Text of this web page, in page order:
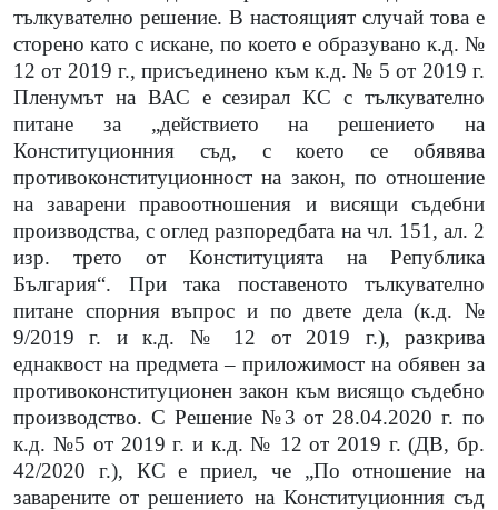
тълкувателно решение. В настоящият случай това е
сторено като с искане, по което е образувано к.д. №
12 от 2019 г., присъединено към к.д. № 5 от 2019 г.
Пленумът на ВАС е сезирал КС с тълкувателно
питане за „действието на решението на
Конституционния съд, с което се обявява
противоконституционност на закон, по отношение
на заварени правоотношения и висящи съдебни
производства, с оглед разпоредбата на чл. 151, ал. 2
изр. трето от Конституцията на Република
България“. При така поставеното тълкувателно
питане спорния въпрос и по двете дела (к.д. №
9/2019 г. и к.д. № 12 от 2019 г.), разкрива
еднаквост на предмета – приложимост на обявен за
противоконституционен закон към висящо съдебно
производство. С Решение №3 от 28.04.2020 г. по
к.д. №5 от 2019 г. и к.д. № 12 от 2019 г. (ДВ, бр.
42/2020 г.), КС е приел, че „По отношение на
заварените от решението на Конституционния съд